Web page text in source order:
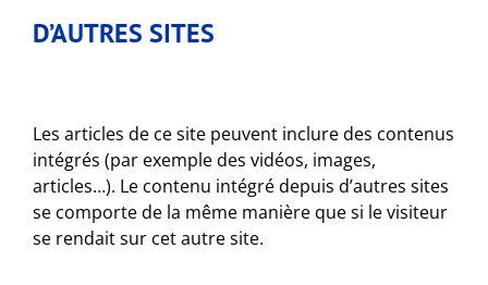
D’AUTRES SITES
Les articles de ce site peuvent inclure des contenus
intégrés (par exemple des vidéos, images,
articles…). Le contenu intégré depuis d’autres sites
se comporte de la même manière que si le visiteur
se rendait sur cet autre site.